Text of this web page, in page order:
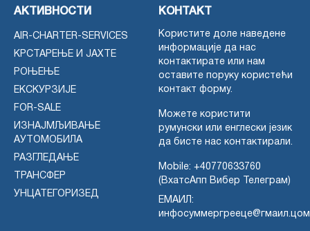
АКТИВНОСТИ
AIR-CHARTER-SERVICES
КРСТАРЕЊЕ И ЈАХТЕ
РОЊЕЊЕ
ЕКСКУРЗИЈЕ
FOR-SALE
ИЗНАЈМЉИВАЊЕ
АУТОМОБИЛА
РАЗГЛЕДАЊЕ
ТРАНСФЕР
УНЦАТЕГОРИЗЕД
КОНТАКТ
Користите доле наведене
информације да нас
контактирате или нам
оставите поруку користећи
контакт форму.
Можете користити
румунски или енглески језик
да бисте нас контактирали.
Mobile: +40770633760
(ВхатсАпп Вибер Телеграм)
ЕМАИЛ:
инфосуммергрееце@гмаил.цом